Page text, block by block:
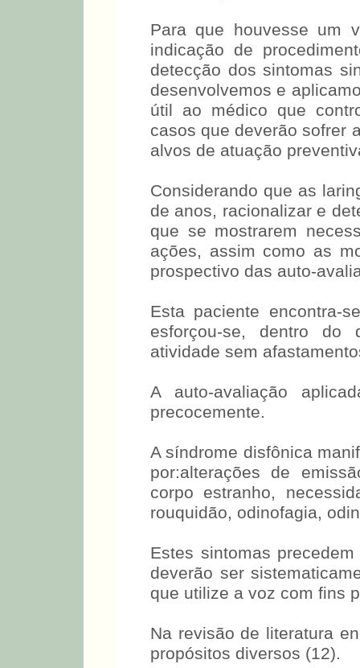
Para que houvesse um
indicação de
detecção dos sintomas
desenvolvemos e
útil ao médico que
casos que deverão sofrer
alvos de atuação
Considerando que as
de anos, racionalizar e
que se mostrarem
ações, assim como as
prospectivo das auto-
Esta paciente encontra-
esforçou-se, dentro
atividade sem
A auto-avaliação
precocemente.
A síndrome disfônica
por:alterações de
corpo estranho,
rouquidão, odinofagia,
Estes sintomas
deverão ser
que utilize a voz com fins
Na revisão de literatura
propósitos diversos (12).